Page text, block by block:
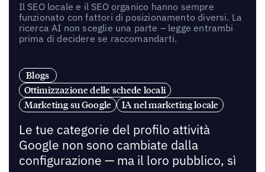
Il SEO locale e il SEO organico hanno sempre
funzionato con fattori di posizionamento diversi. La
ricerca AI non sceglie una parte – legge entrambi
prima di decidere se raccomandarti.
Blogs
Ottimizzazione delle schede locali
Marketing su Google
IA nel marketing locale
Le tue categorie del profilo attività
Google non sono cambiate dalla
configurazione — ma il loro pubblico, sì